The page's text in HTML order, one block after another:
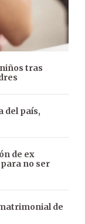
tras
del país,
de ex
no ser
de